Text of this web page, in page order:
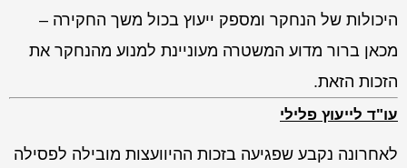
היכולות של הנחקר ומספק ייעוץ בכול משך החקירה –
מכאן ברור מדוע המשטרה מעוניינת למנוע מהנחקר את
הזכות הזאת.
עו"ד לייעוץ פלילי
לאחרונה נקבע שפגיעה בזכות ההיוועצות מובילה לפסילה